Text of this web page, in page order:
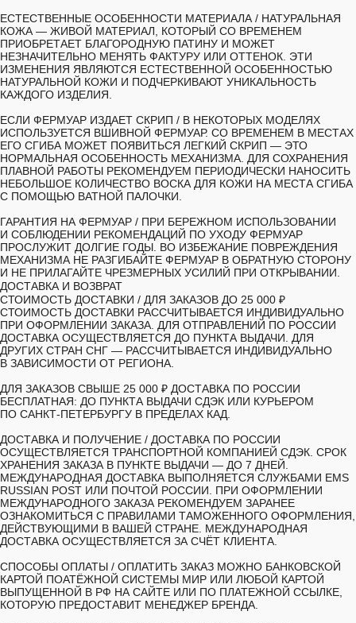
ЕСТЕСТВЕННЫЕ ОСОБЕННОСТИ МАТЕРИАЛА / НАТУРАЛЬНАЯ
КОЖА — ЖИВОЙ МАТЕРИАЛ, КОТОРЫЙ СО ВРЕМЕНЕМ
ПРИОБРЕТАЕТ БЛАГОРОДНУЮ ПАТИНУ И МОЖЕТ
НЕЗНАЧИТЕЛЬНО МЕНЯТЬ ФАКТУРУ ИЛИ ОТТЕНОК. ЭТИ
ИЗМЕНЕНИЯ ЯВЛЯЮТСЯ ЕСТЕСТВЕННОЙ ОСОБЕННОСТЬЮ
НАТУРАЛЬНОЙ КОЖИ И ПОДЧЕРКИВАЮТ УНИКАЛЬНОСТЬ
КАЖДОГО ИЗДЕЛИЯ.
ЕСЛИ ФЕРМУАР ИЗДАЕТ СКРИП / В НЕКОТОРЫХ МОДЕЛЯХ
ИСПОЛЬЗУЕТСЯ ВШИВНОЙ ФЕРМУАР. СО ВРЕМЕНЕМ В МЕСТАХ
ЕГО СГИБА МОЖЕТ ПОЯВИТЬСЯ ЛЕГКИЙ СКРИП — ЭТО
НОРМАЛЬНАЯ ОСОБЕННОСТЬ МЕХАНИЗМА. ДЛЯ СОХРАНЕНИЯ
ПЛАВНОЙ РАБОТЫ РЕКОМЕНДУЕМ ПЕРИОДИЧЕСКИ НАНОСИТЬ
НЕБОЛЬШОЕ КОЛИЧЕСТВО ВОСКА ДЛЯ КОЖИ НА МЕСТА СГИБА
С ПОМОЩЬЮ ВАТНОЙ ПАЛОЧКИ.
ГАРАНТИЯ НА ФЕРМУАР / ПРИ БЕРЕЖНОМ ИСПОЛЬЗОВАНИИ
И СОБЛЮДЕНИИ РЕКОМЕНДАЦИЙ ПО УХОДУ ФЕРМУАР
ПРОСЛУЖИТ ДОЛГИЕ ГОДЫ. ВО ИЗБЕЖАНИЕ ПОВРЕЖДЕНИЯ
МЕХАНИЗМА НЕ РАЗГИБАЙТЕ ФЕРМУАР В ОБРАТНУЮ СТОРОНУ
И НЕ ПРИЛАГАЙТЕ ЧРЕЗМЕРНЫХ УСИЛИЙ ПРИ ОТКРЫВАНИИ.
ДОСТАВКА И ВОЗВРАТ
СТОИМОСТЬ ДОСТАВКИ / ДЛЯ ЗАКАЗОВ ДО 25 000 ₽
СТОИМОСТЬ ДОСТАВКИ РАССЧИТЫВАЕТСЯ ИНДИВИДУАЛЬНО
ПРИ ОФОРМЛЕНИИ ЗАКАЗА. ДЛЯ ОТПРАВЛЕНИЙ ПО РОССИИ
ДОСТАВКА ОСУЩЕСТВЛЯЕТСЯ ДО ПУНКТА ВЫДАЧИ. ДЛЯ
ДРУГИХ СТРАН СНГ — РАССЧИТЫВАЕТСЯ ИНДИВИДУАЛЬНО
В ЗАВИСИМОСТИ ОТ РЕГИОНА.
ДЛЯ ЗАКАЗОВ СВЫШЕ 25 000 ₽ ДОСТАВКА ПО РОССИИ
БЕСПЛАТНАЯ: ДО ПУНКТА ВЫДАЧИ СДЭК ИЛИ КУРЬЕРОМ
ПО САНКТ-ПЕТЕРБУРГУ В ПРЕДЕЛАХ КАД.
ДОСТАВКА И ПОЛУЧЕНИЕ / ДОСТАВКА ПО РОССИИ
ОСУЩЕСТВЛЯЕТСЯ ТРАНСПОРТНОЙ КОМПАНИЕЙ СДЭК. СРОК
ХРАНЕНИЯ ЗАКАЗА В ПУНКТЕ ВЫДАЧИ — ДО 7 ДНЕЙ.
МЕЖДУНАРОДНАЯ ДОСТАВКА ВЫПОЛНЯЕТСЯ СЛУЖБАМИ EMS
RUSSIAN POST ИЛИ ПОЧТОЙ РОССИИ. ПРИ ОФОРМЛЕНИИ
МЕЖДУНАРОДНОГО ЗАКАЗА РЕКОМЕНДУЕМ ЗАРАНЕЕ
ОЗНАКОМИТЬСЯ С ПРАВИЛАМИ ТАМОЖЕННОГО ОФОРМЛЕНИЯ,
ДЕЙСТВУЮЩИМИ В ВАШЕЙ СТРАНЕ. МЕЖДУНАРОДНАЯ
ДОСТАВКА ОСУЩЕСТВЛЯЕТСЯ ЗА СЧЁТ КЛИЕНТА.
СПОСОБЫ ОПЛАТЫ / ОПЛАТИТЬ ЗАКАЗ МОЖНО БАНКОВСКОЙ
КАРТОЙ ПОАТЁЖНОЙ СИСТЕМЫ МИР ИЛИ ЛЮБОЙ КАРТОЙ
ВЫПУЩЕННОЙ В РФ НА САЙТЕ ИЛИ ПО ПЛАТЕЖНОЙ ССЫЛКЕ,
КОТОРУЮ ПРЕДОСТАВИТ МЕНЕДЖЕР БРЕНДА.